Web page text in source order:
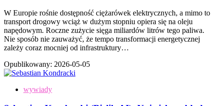
W Europie rośnie dostępność ciężarówek elektrycznych, a mimo to
transport drogowy wciąż w dużym stopniu opiera się na oleju
napędowym. Roczne zużycie sięga miliardów litrów tego paliwa.
Nie sposób nie zauważyć, że tempo transformacji energetycznej
zależy coraz mocniej od infrastruktury…
Opublikowany: 2026-05-05
wywiady